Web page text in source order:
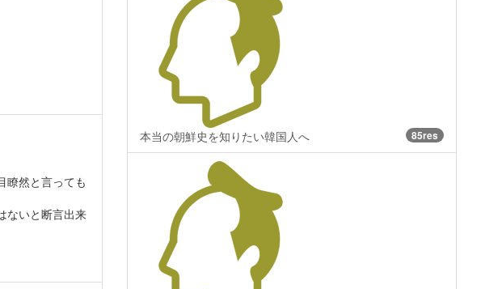
瞭然と言っても
ないと断言出来
本当の朝鮮史を知りたい韓国人へ 85res